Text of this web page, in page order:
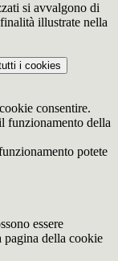
si avvalgono di
illustrate nella
i cookies
consentire.
funzionamento della
potete
essere
pagina della cookie